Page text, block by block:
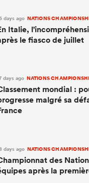
days ago NATIONS
Italie,
le fiasco de juillet
days ago NATIONS
mondial :
malgré sa
days ago NATIONS
des
après la